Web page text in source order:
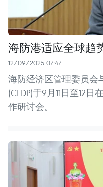
海防港适应全球趋
12/09/2025 07:47
海防经济区管理委员会
(CLDP)于9月11日至12
作研讨会。